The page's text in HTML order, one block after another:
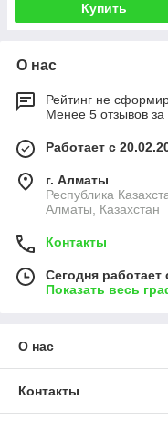
Купить
О нас
Рейтинг не
Менее 5 отзывов за
Работает с
г. Алматы
Республика
Алматы, Казахстан
Контакты
Сегодня работает
Показать весь
О нас
Контакты